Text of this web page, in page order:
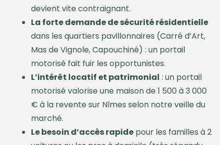
devient vite contraignant.
La forte demande de sécurité résidentielle
dans les quartiers pavillonnaires (Carré d’Art,
Mas de Vignole, Capouchiné) : un portail
motorisé fait fuir les opportunistes.
L’intérêt locatif et patrimonial : un portail
motorisé valorise une maison de 1 500 à 3 000
€ à la revente sur Nîmes selon notre veille du
marché.
Le besoin d’accès rapide pour les familles à 2